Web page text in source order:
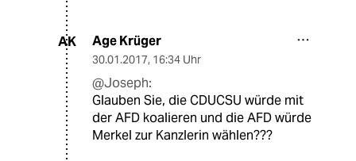
AK Age Krüger
30.01.2017, 16:34 Uhr
@Joseph:
Glauben Sie, die CDUCSU würde mit
der AFD koalieren und die AFD würde
Merkel zur Kanzlerin wählen???